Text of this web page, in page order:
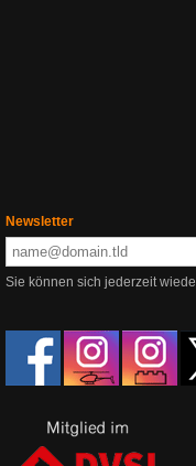
Newsletter
Sie können sich jederzeit